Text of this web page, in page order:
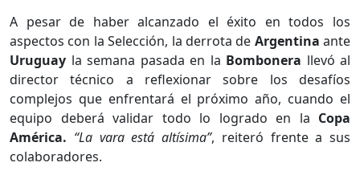
A pesar de haber alcanzado el éxito en todos los
aspectos con la Selección, la derrota de Argentina ante
Uruguay la semana pasada en la Bombonera llevó al
director técnico a reflexionar sobre los desafíos
complejos que enfrentará el próximo año, cuando el
equipo deberá validar todo lo logrado en la Copa
América. “La vara está altísima”, reiteró frente a sus
colaboradores.